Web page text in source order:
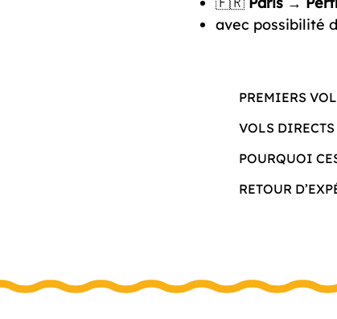
avec possibilité
PREMIERS
VOLS DIRECTS
POURQUOI
RETOUR